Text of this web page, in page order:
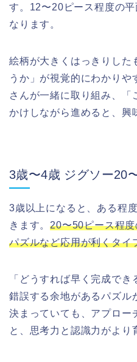
す。12〜20ピース程度の
なります。
絵柄が大きくはっきりした
うか」が視覚的にわかりや
さんが一緒に取り組み、「
かけしながら進めると、興
3歳〜4歳 ジグソー20
3歳以上になると、ある程
きます。20〜50ピース程
パズルなど応用が利くタイ
「どうすれば早く完成で
錯誤する余地があるパズル
決まっていても、アプロー
と、思考力と認識力がより